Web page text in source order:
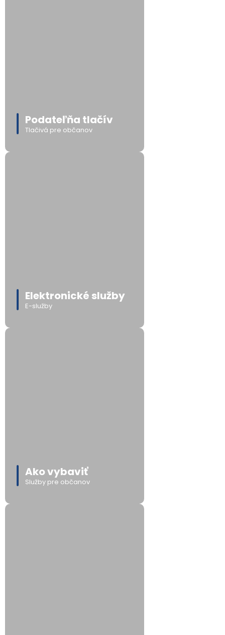
Podateľňa tlačív
Tlačivá pre občanov
Elektronické služby
E-služby
Ako vybaviť
Služby pre občanov